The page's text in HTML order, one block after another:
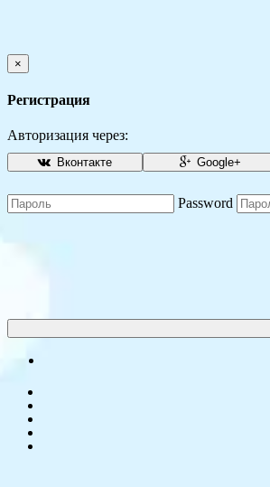
×
Регистрация
Авторизация через:
Вконтакте Google+
Password